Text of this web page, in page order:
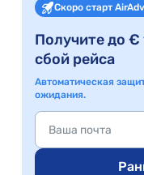
Скоро старт
Получите до €
сбой рейса
Автоматическая
ожидания.